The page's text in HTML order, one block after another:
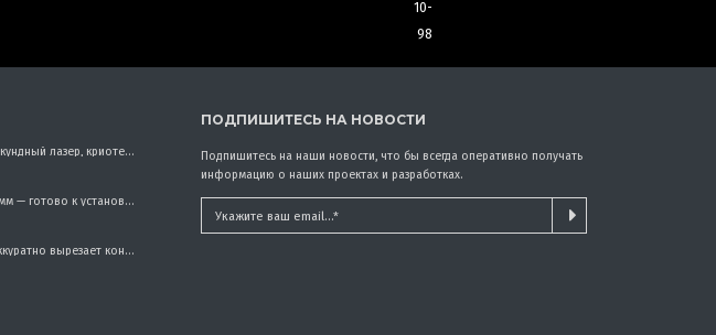
Стекло штормового окна: пикосекундный лазер, криотехнология и огненный нагрев — без сверления! В шторм обзор — вопрос жизни и смерти. Центробежный стеклоочиститель вращается со скоростью более 1500 оборотов в минуту. Его сердце — идеально сбалансированное стекло. Показываем, как создаём стекло для высокоскоростного центробежного стеклоочистителя — того самого, что спасает обзор капитану в шторм! Традиционное сверление стекла для создания отверстий чревато...
Приборное закалённое стекло 2 мм — готово к установке! Идеальное решение для приборов, панелей управления, защитных экранов и других технических применений, где требуется высокая прочность и удобство монтажа. Стекло вырезается на пикосекундном лазере. Высококачественное приборное стекло полностью соответствует требованиям ГОСТ 10958‑2018, что гарантирует его надёжность и соответствие отраслевым стандартам. Основные характеристики: Материал: закалённое...
Смотрите, как лазерный станок аккуратно вырезает контур из дихроичного стекла. Игра цветов и чёткие линии — современное искусство на стыке технологий и дизайна. Дихроичное стекло — материал, который завораживает своей игрой цвета и переливами. В сочетании с точностью лазерной резки он превращается в настоящее произведение искусства. Разберёмся, почему эта технология так востребована и чем особенно привлекательно дихроичное стекло розового цвета. Что такое...
ПОДПИШИТЕСЬ НА НОВОСТИ
Подпишитесь на наши новости, что бы всегда оперативно получать
информацию о наших проектах и разработках.